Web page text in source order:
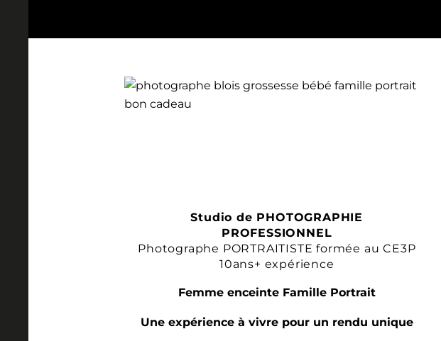
Studio de PHOTOGRAPHIE
PROFESSIONNEL
Photographe PORTRAITISTE formée au CE3P
10ans+ expérience
Femme enceinte Famille Portrait
Une expérience à vivre pour un rendu unique